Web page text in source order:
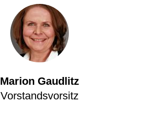
Marion Gaudlitz
Vorstandsvorsitz